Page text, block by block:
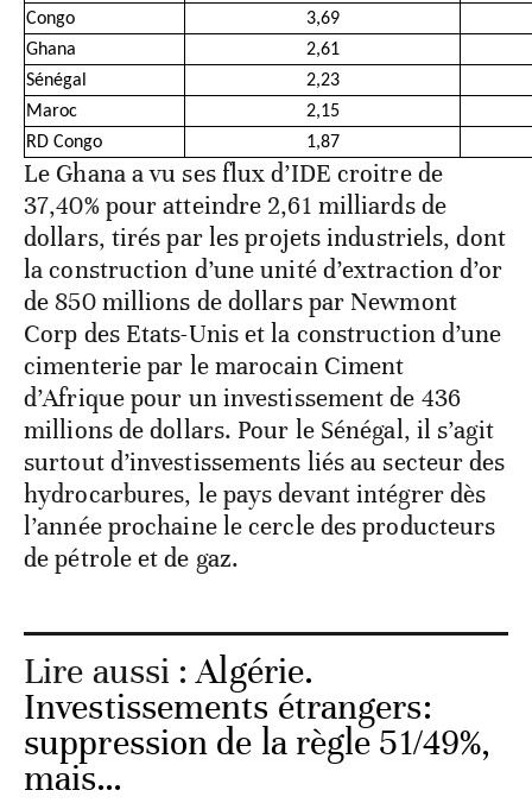
Congo
3,69
Ghana
2,61
Sénégal
2,23
Maroc
2,15
RD Congo
1,87
Le Ghana a vu ses flux d’IDE croitre de
37,40% pour atteindre 2,61 milliards de
dollars, tirés par les projets industriels, dont
la construction d’une unité d’extraction d’or
de 850 millions de dollars par Newmont
Corp des Etats-Unis et la construction d’une
cimenterie par le marocain Ciment
d’Afrique pour un investissement de 436
millions de dollars. Pour le Sénégal, il s’agit
surtout d’investissements liés au secteur des
hydrocarbures, le pays devant intégrer dès
l’année prochaine le cercle des producteurs
de pétrole et de gaz.
Lire aussi :Algérie.
Investissements étrangers:
suppression de la règle 51/49%,
mais…